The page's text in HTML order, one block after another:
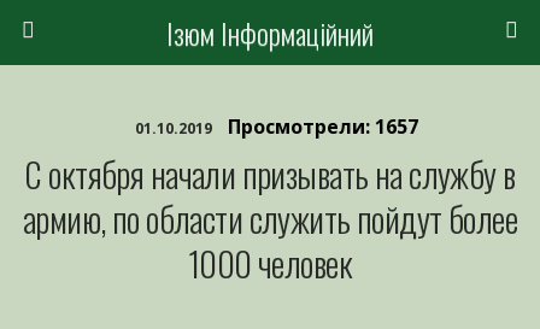
Ізюм Інформаційний
01.10.2019 Просмотрели: 1657
С октября начали призывать на службу в
армию, по области служить пойдут более
1000 человек